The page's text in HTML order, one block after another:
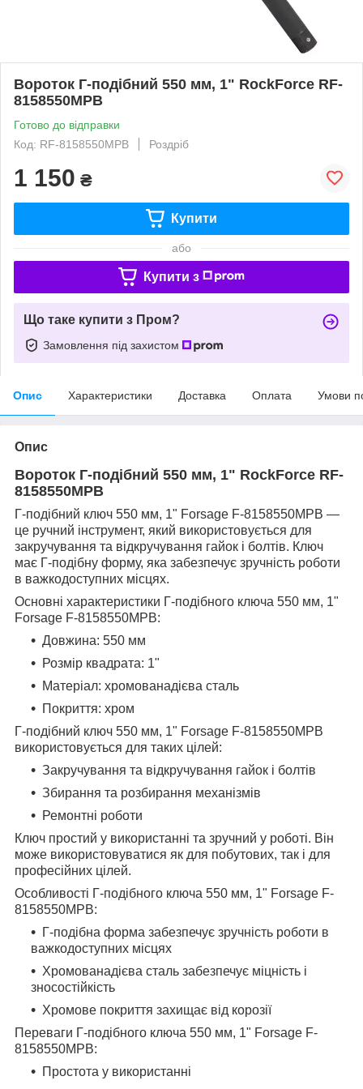
Вороток Г-подібний 550 мм, 1" RockForce RF-
8158550MPB
Готово до відправки
Код: RF-8158550MPB
Роздріб
1 150 ₴
Купити
або
Купити з
Що таке купити з Пром?
Замовлення під захистом
Опис Характеристики Доставка Оплата Умови
Опис
Вороток Г-подібний 550 мм, 1" RockForce RF-
8158550MPB
Г-подібний ключ 550 мм, 1" Forsage F-8158550MPB —
це ручний інструмент, який використовується для
закручування та відкручування гайок і болтів. Ключ
має Г-подібну форму, яка забезпечує зручність роботи
в важкодоступних місцях.
Основні характеристики Г-подібного ключа 550 мм, 1"
Forsage F-8158550MPB:
Довжина: 550 мм
Розмір квадрата: 1"
Матеріал: хромованадієва сталь
Покриття: хром
Г-подібний ключ 550 мм, 1" Forsage F-8158550MPB
використовується для таких цілей:
Закручування та відкручування гайок і болтів
Збирання та розбирання механізмів
Ремонтні роботи
Ключ простий у використанні та зручний у роботі. Він
може використовуватися як для побутових, так і для
професійних цілей.
Особливості Г-подібного ключа 550 мм, 1" Forsage F-
8158550MPB:
Г-подібна форма забезпечує зручність роботи в
важкодоступних місцях
Хромованадієва сталь забезпечує міцність і
зносостійкість
Хромове покриття захищає від корозії
Переваги Г-подібного ключа 550 мм, 1" Forsage F-
8158550MPB:
Простота у використанні